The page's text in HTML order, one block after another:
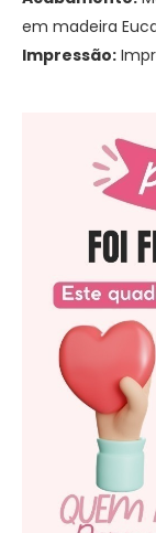
em madeira
Impressão: